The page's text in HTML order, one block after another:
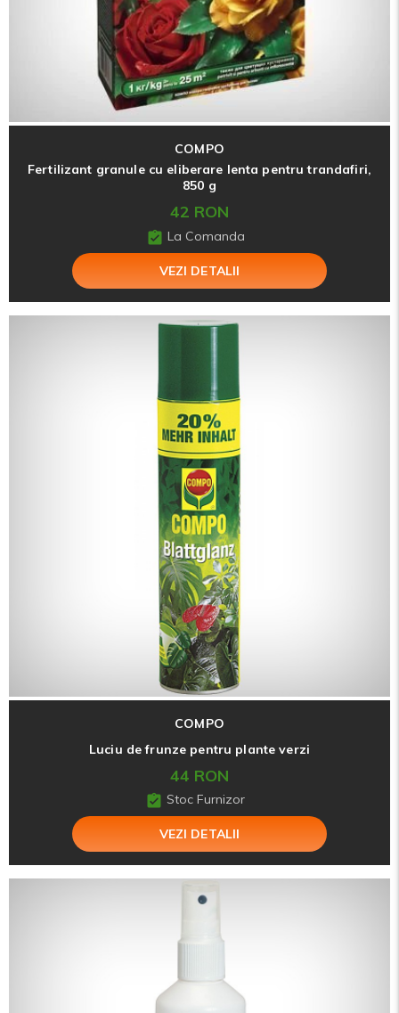
COMPO
Fertilizant granule cu eliberare lenta pentru trandafiri,
850 g
42 RON
La Comanda
VEZI DETALII
COMPO
Luciu de frunze pentru plante verzi
44 RON
Stoc Furnizor
VEZI DETALII